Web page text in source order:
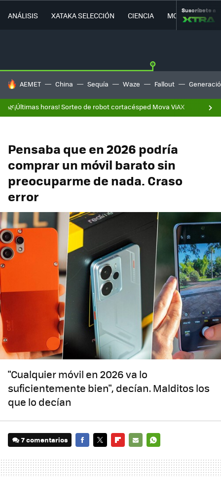
ANÁLISIS XATAKA SELECCIÓN CIENCIA MOVILIDAD
Suscríbete a
HOY SE HABLA DE
AEMET China Sequía Waze Fallout
🌿¡Últimas horas! Sorteo de robot cortacésped Mova ViAX
Pensaba que en 2026 podría
comprar un móvil barato sin
preocuparme de nada. Craso
error
"Cualquier móvil en 2026 va lo
suficientemente bien", decían. Malditos los
que lo decían
7 comentarios
MAIL